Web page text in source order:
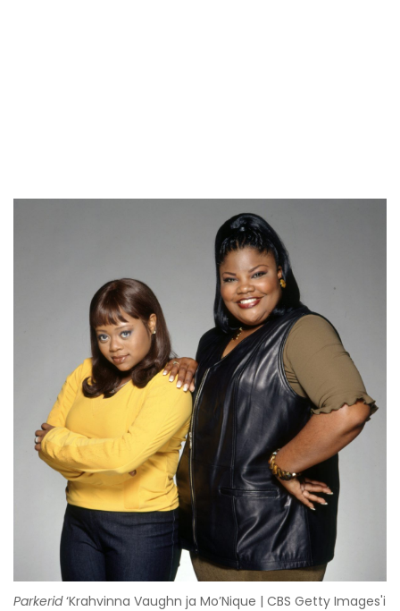
Parkerid‘Krahvinna Vaughn ja Mo’Nique | CBS Getty Images'i